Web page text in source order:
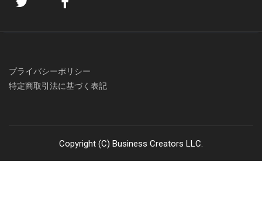
プライバシーポリシー
特定商取引法に基づく表記
Copyright (C) Business Creators LLC.